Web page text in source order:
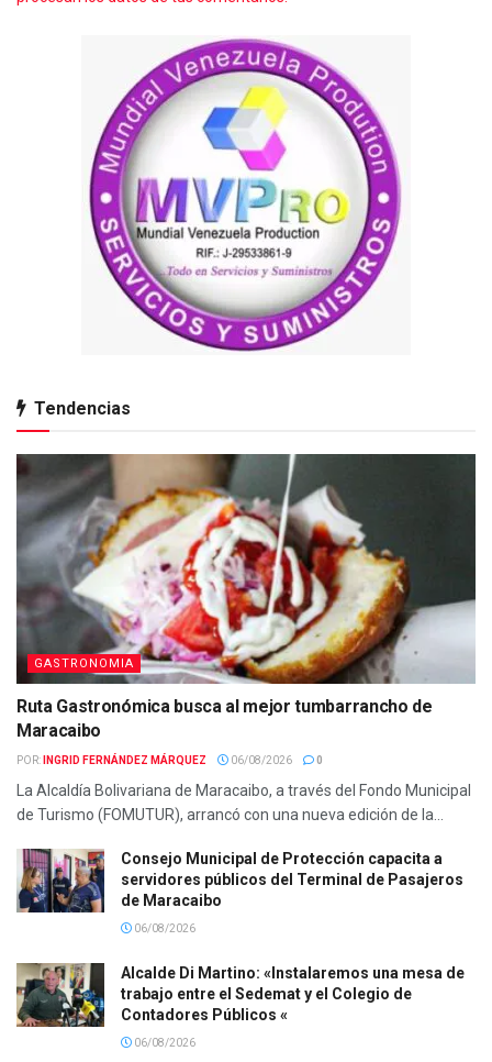
Tendencias
GASTRONOMIA
Ruta Gastronómica busca al mejor tumbarrancho de
Maracaibo
POR: INGRID FERNÁNDEZ MÁRQUEZ 06/08/2026 0
La Alcaldía Bolivariana de Maracaibo, a través del Fondo Municipal
de Turismo (FOMUTUR), arrancó con una nueva edición de la...
Consejo Municipal de Protección capacita a
servidores públicos del Terminal de Pasajeros
de Maracaibo
06/08/2026
Alcalde Di Martino: «Instalaremos una mesa de
trabajo entre el Sedemat y el Colegio de
Contadores Públicos «
06/08/2026